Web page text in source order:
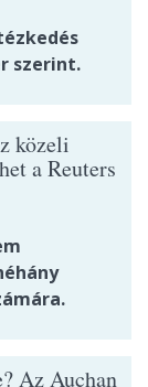
szerint.
közeli
a Reuters
Az Auchan